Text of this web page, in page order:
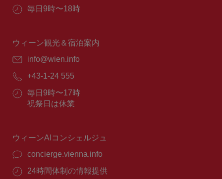
営
間：
毎日9時〜18時
ウィーン観光＆宿泊案内
E
ー
ル：
info@wien.info
電
番
号：
+43-1-24 555
営
業
毎日9時〜17時
祝祭日は休業
ウィーンAIコンシェルジュ
concierge.vienna.info
24時間体制の情報提供